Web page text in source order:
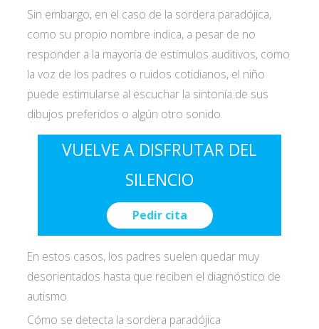
Sin embargo, en el caso de la sordera paradójica,
como su propio nombre indica, a pesar de no
responder a la mayoría de estímulos auditivos, como
la voz de los padres o ruidos cotidianos, el niño
puede estimularse al escuchar la sintonía de sus
dibujos preferidos o algún otro sonido.
VUELVE A DISFRUTAR DEL
SILENCIO
Pedir cita
En estos casos, los padres suelen quedar muy
desorientados hasta que reciben el diagnóstico de
autismo.
Cómo se detecta la sordera paradójica